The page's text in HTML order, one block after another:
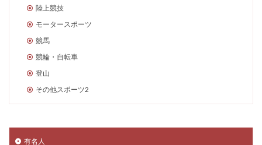
陸上競技
モータースポーツ
競馬
競輪・自転車
登山
その他スポーツ2
有名人